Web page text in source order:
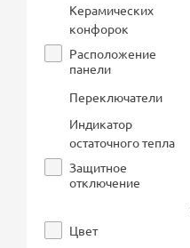
Керамических
конфорок
Расположение
панели
Переключатели
Индикатор
остаточного тепла
Защитное
отключение
Цвет